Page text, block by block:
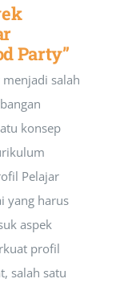
Party”
salah
konsep
Pelajar
yang harus
aspek
profil
salah satu